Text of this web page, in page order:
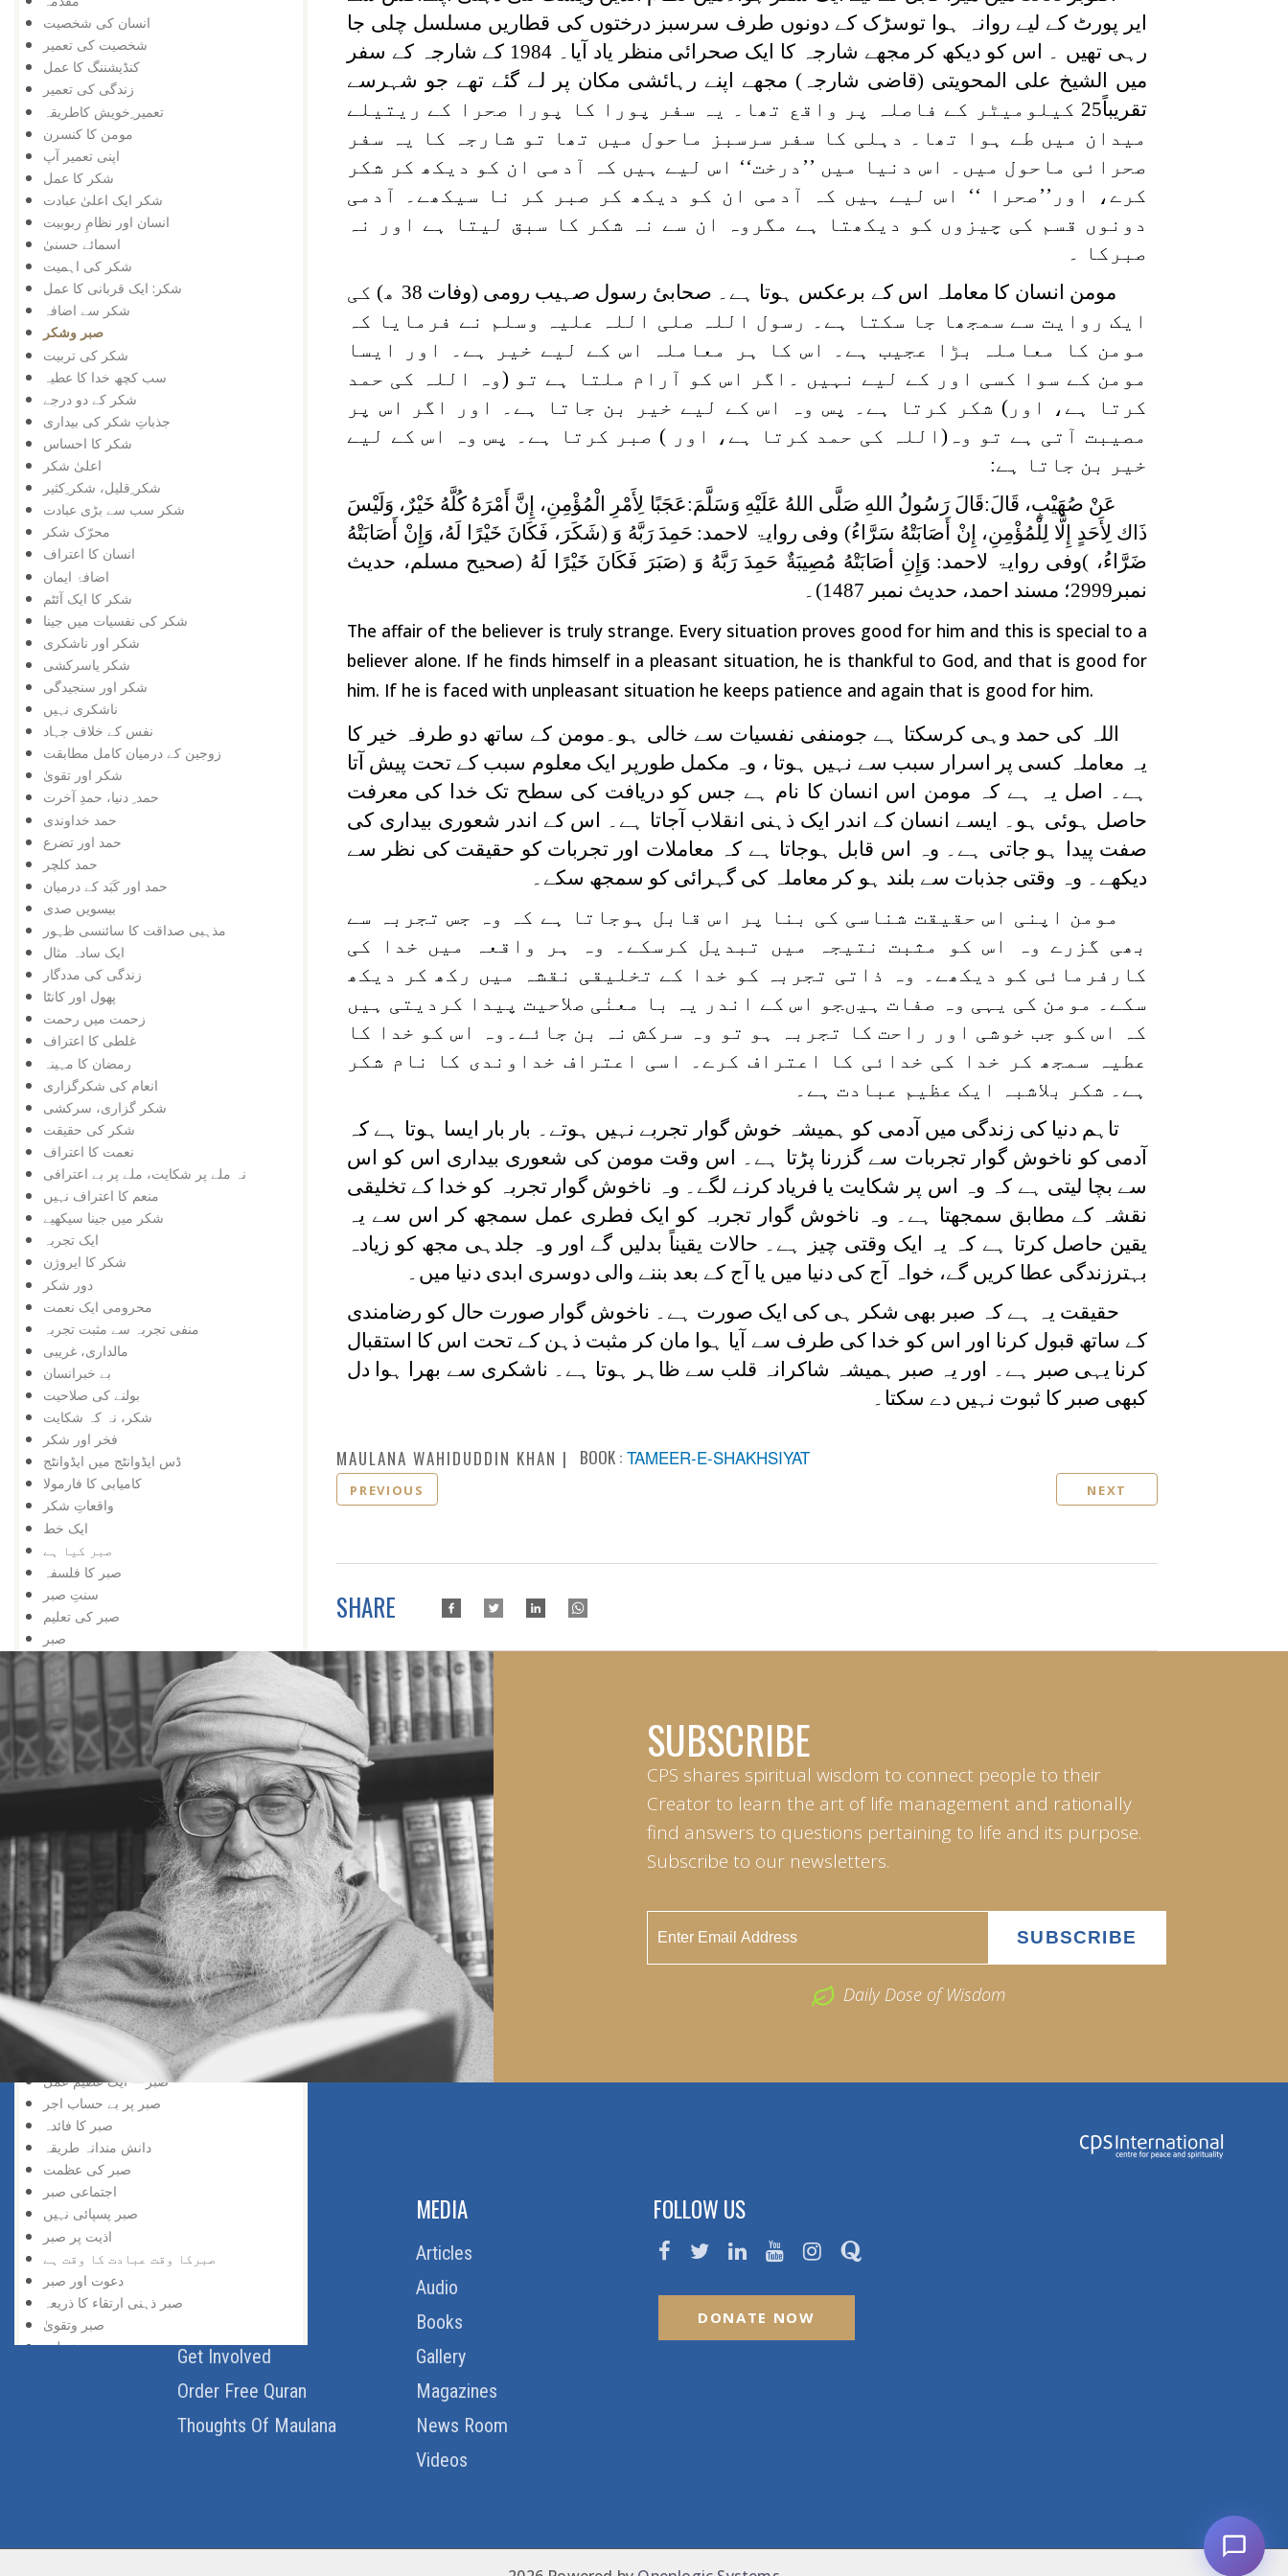
انسان کی شخصیت
شخصیت کی تعمیر
کنڈیشننگ کا عمل
زندگی کی تعمیر
تعمیر ِخویش کاطریقہ
مومن کا کنسرن
اپنی تعمیر آپ
شکر کا عمل
شکر ایک اعلیٰ عبادت
انسان اور نظامِ ربوبیت
اسمائے حسنیٰ
شکر کی اہمیت
شکر: ایک قربانی کا عمل
شکر سے اضافہ
صبر وشکر
شکر کی تربیت
سب کچھ خدا کا عطیہ
شکر کے دو درجے
جذباتِ شکر کی بیداری
شکر کا احساس
اعلیٰ شکر
شکر ِقلیل، شکر ِکثیر
شکر سب سے بڑی عبادت
محرّک شکر
انسان کا اعتراف
اضافۂ ایمان
شکر کا ایک آئٹم
شکر کی نفسیات میں جینا
شکر اور ناشکری
شکر یاسرکشی
شکر اور سنجیدگی
ناشکری نہیں
نفس کے خلاف جہاد
زوجین کے درمیان کامل مطابقت
شکر اور تقویٰ
حمد ِ دنیا، حمدِ آخرت
حمد خداوندی
حمد اور تضرع
حمد کلچر
حمد اور کَبَد کے درمیان
بیسویں صدی
مذہبی صداقت کا سائنسی ظہور
ایک سادہ مثال
زندگی کی مددگار
پھول اور کانٹا
زحمت میں رحمت
غلطی کا اعتراف
رمضان کا مہینہ
انعام کی شکرگزاری
شکر گزاری، سرکشی
شکر کی حقیقت
نعمت کا اعتراف
نہ ملے پر شکایت، ملے پر بے اعترافی
منعم کا اعتراف نہیں
شکر میں جینا سیکھیے
ایک تجربہ
شکر کا ایروژن
دور شکر
محرومی ایک نعمت
منفی تجربہ سے مثبت تجربہ
مالداری، غریبی
بے خبرانسان
بولنے کی صلاحیت
شکر، نہ کہ شکایت
فخر اور شکر
ڈس ایڈوانٹج میں ایڈوانٹج
کامیابی کا فارمولا
واقعاتِ شکر
ایک خط
صبر کیا ہے
صبر کا فلسفہ
سنتِ صبر
صبر کی تعلیم
صبر
صبر خدا کے لیے
صبر دین کا خلاصہ
صبر بے عملی نہیں
قرآنی طریقہ
حکمت اور صبر
صبر منسوخ نہیں
اسٹیٹس کو اِزم
صبر کی اہمیت
حکمتِ صبر
بااصول زندگی
ڈی لنکنگ— ایک سنتِ رسول
صبر کی نصیحت
سیلف ڈسپلن
ایڈجسٹمنٹ کا فارمولا
صبر کا مہینہ
تواصی بالحق ، تواصی بالصبر
ڈسپلن کی اہمیت
صبر واعراض کا اصول
صبر— ایک عظیم عمل
صبر پر بے حساب اجر
صبر کا فائدہ
دانش مندانہ طریقہ
صبر کی عظمت
اجتماعی صبر
صبر پسپائی نہیں
اذیت پر صبر
صبرکا وقت عبادت کا وقت ہے
دعوت اور صبر
صبر ذہنی ارتقاء کا ذریعہ
صبر وتقویٰ
صبر ، عجلت
غلط منصوبہ بندی
ایر پورٹ کے لیے روانہ ہوا توسڑک کے دونوں طرف سرسبز درختوں کی قطاریں مسلسل چلی جا
رہی تھیں ۔ اس کو دیکھ کر مجھے شارجہ کا ایک صحرائی منظر یاد آیا۔ 1984 کے شارجہ کے سفر
میں الشیخ علی المحویتی (قاضی شارجہ) مجھے اپنے رہائشی مکان پر لے گئے تھے جو شہرسے
تقریباً25 کیلومیٹر کے فاصلہ پر واقع تھا۔ یہ سفر پورا کا پورا صحرا کے ریتیلے
میدان میں طے ہوا تھا۔ دہلی کا سفر سرسبز ماحول میں تھا تو شارجہ کا یہ سفر
صحرائی ماحول میں۔ اس دنیا میں ’’درخت‘‘ اس لیے ہیں کہ آدمی ان کو دیکھ کر شکر
کرے، اور’’صحرا ‘‘ اس لیے ہیں کہ آدمی ان کو دیکھ کر صبر کر نا سیکھے۔ آدمی
دونوں قسم کی چیزوں کو دیکھتا ہے مگروہ ان سے نہ شکر کا سبق لیتا ہے اور نہ
صبرکا ۔
مومن انسان کا معاملہ اس کے برعکس ہوتا ہے۔ صحابیٔ رسول صہیب رومی (وفات 38 ھ) کی
ایک روایت سے سمجھا جا سکتا ہے۔ رسول اللہ صلی اللہ علیہ وسلم نے فرمایا کہ
مومن کا معاملہ بڑا عجیب ہے۔ اس کا ہر معاملہ اس کے لیے خیر ہے۔ اور ایسا
مومن کے سوا کسی اور کے لیے نہیں ۔اگر اس کو آرام ملتا ہے تو (وہ اللہ کی حمد
کرتا ہے، اور) شکر کرتا ہے۔ پس وہ اس کے لیے خیر بن جاتا ہے۔ اور اگر اس پر
مصیبت آتی ہے تو وہ(اللہ کی حمد کرتا ہے، اور ) صبر کرتا ہے۔ پس وہ اس کے لیے
خیر بن جاتا ہے:
عَنْ صُهَيْبٍ، قَالَ:قَالَ رَسُولُ اللهِ صَلَّى اللهُ عَلَيْهِ وَسَلَّمَ:عَجَبًا لِأَمْرِ الْمُؤْمِنِ، إِنَّ أَمْرَهُ كُلَّهُ خَيْرٌ، وَلَيْسَ
ذَاك لِأَحَدٍ إِلَّا لِلْمُؤْمِنِ، إِنْ أَصَابَتْهُ سَرَّاءُ( وفی روایۃ لاحمد: حَمِدَ ‌رَبَّهُ ‌وَ )شَكَرَ، فَكَانَ خَيْرًا لَهُ، وَإِنْ أَصَابَتْهُ
ضَرَّاءُ، (وفی روایۃ لاحمد: وَإِنِ أصَابَتْهُ مُصِيبَةٌ حَمِدَ رَبَّهُ وَ )صَبَرَ فَكَانَ خَيْرًا لَهُ (صحیح مسلم، حدیث
نمبر2999؛ مسند احمد، حدیث نمبر 1487)۔
The affair of the believer is truly strange. Every situation proves good for him and this is special to a
believer alone. If he finds himself in a pleasant situation, he is thankful to God, and that is good for
him. If he is faced with unpleasant situation he keeps patience and again that is good for him.
اللہ کی حمد وہی کرسکتا ہے جومنفی نفسیات سے خالی ہو۔مومن کے ساتھ دو طرفہ خیر کا
یہ معاملہ کسی پر اسرار سبب سے نہیں ہوتا ، وہ مکمل طورپر ایک معلوم سبب کے تحت پیش آتا
ہے۔ اصل یہ ہے کہ مومن اس انسان کا نام ہے جس کو دریافت کی سطح تک خدا کی معرفت
حاصل ہوئی ہو۔ ایسے انسان کے اندر ایک ذہنی انقلاب آجاتا ہے۔ اس کے اندر شعوری بیداری کی
صفت پیدا ہو جاتی ہے۔ وہ اس قابل ہوجاتا ہے کہ معاملات اور تجربات کو حقیقت کی نظر سے
دیکھے۔ وہ وقتی جذبات سے بلند ہو کر معاملہ کی گہرائی کو سمجھ سکے۔
مومن اپنی اس حقیقت شناسی کی بنا پر اس قابل ہوجاتا ہے کہ وہ جس تجربہ سے
بھی گزرے وہ اس کو مثبت نتیجہ میں تبدیل کرسکے۔ وہ ہر واقعہ میں خدا کی
کارفرمائی کو دیکھے۔ وہ ذاتی تجربہ کو خدا کے تخلیقی نقشہ میں رکھ کر دیکھ
سکے۔ مومن کی یہی وہ صفات ہیںجو اس کے اندر یہ با معنٰی صلاحیت پیدا کردیتی ہیں
کہ اس کو جب خوشی اور راحت کا تجربہ ہو تو وہ سرکش نہ بن جائے۔وہ اس کو خدا کا
عطیہ سمجھ کر خدا کی خدائی کا اعتراف کرے۔ اسی اعتراف خداوندی کا نام شکر
ہے۔ شکر بلاشبہ ایک عظیم عبادت ہے۔
تاہم دنیا کی زندگی میں آدمی کو ہمیشہ خوش گوار تجربے نہیں ہوتے۔ بار بار ایسا ہوتا ہے کہ
آدمی کو ناخوش گوار تجربات سے گزرنا پڑتا ہے۔ اس وقت مومن کی شعوری بیداری اس کو اس
سے بچا لیتی ہے کہ وہ اس پر شکایت یا فریاد کرنے لگے۔ وہ ناخوش گوار تجربہ کو خدا کے تخلیقی
نقشہ کے مطابق سمجھتا ہے۔ وہ ناخوش گوار تجربہ کو ایک فطری عمل سمجھ کر اس سے یہ
یقین حاصل کرتا ہے کہ یہ ایک وقتی چیز ہے۔ حالات یقیناً بدلیں گے اور وہ جلدہی مجھ کو زیادہ
بہترزندگی عطا کریں گے، خواہ آج کی دنیا میں یا آج کے بعد بننے والی دوسری ابدی دنیا میں۔
حقیقت یہ ہے کہ صبر بھی شکر ہی کی ایک صورت ہے۔ ناخوش گوار صورت حال کو رضامندی
کے ساتھ قبول کرنا اور اس کو خدا کی طرف سے آیا ہوا مان کر مثبت ذہن کے تحت اس کا استقبال
کرنا یہی صبر ہے۔ اور یہ صبر ہمیشہ شاکرانہ قلب سے ظاہر ہوتا ہے۔ ناشکری سے بھرا ہوا دل
کبھی صبر کا ثبوت نہیں دے سکتا۔
MAULANA WAHIDUDDIN KHAN BOOK : TAMEER-E-SHAKHSIYAT
PREVIOUS NEXT
SHARE
SUBSCRIBE
CPS shares spiritual wisdom to connect people to their
Creator to learn the art of life management and rationally
find answers to questions pertaining to life and its purpose.
Subscribe to our newsletters.
Daily Dose of Wisdom
Home
Get Involved
Order Free Quran
Thoughts Of Maulana
MEDIA
Articles
Audio
Books
Gallery
Magazines
News Room
Videos
FOLLOW US
DONATE NOW